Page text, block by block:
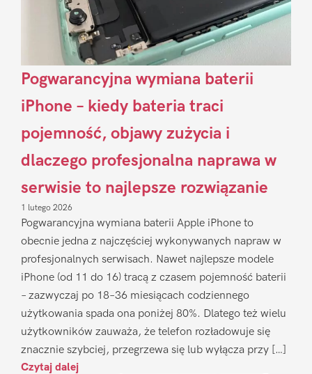
Pogwarancyjna wymiana baterii
iPhone – kiedy bateria traci
pojemność, objawy zużycia i
dlaczego profesjonalna naprawa w
serwisie to najlepsze rozwiązanie
1 lutego 2026
Pogwarancyjna wymiana baterii Apple iPhone to
obecnie jedna z najczęściej wykonywanych napraw w
profesjonalnych serwisach. Nawet najlepsze modele
iPhone (od 11 do 16) tracą z czasem pojemność baterii
– zazwyczaj po 18–36 miesiącach codziennego
użytkowania spada ona poniżej 80%. Dlatego też wielu
użytkowników zauważa, że telefon rozładowuje się
znacznie szybciej, przegrzewa się lub wyłącza przy […]
Czytaj dalej